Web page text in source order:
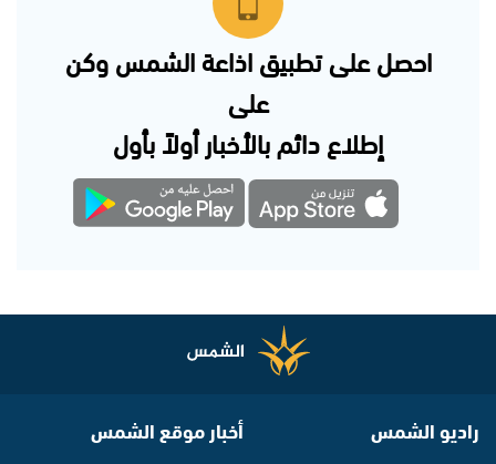
احصل على تطبيق اذاعة الشمس وكن
على
إطلاع دائم بالأخبار أولاً بأول
راديو الشمس أخبار موقع الشمس